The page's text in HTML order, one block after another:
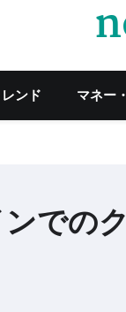
ンド マネー
での